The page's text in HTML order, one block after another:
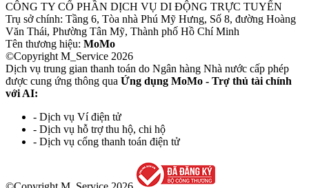
CÔNG TY CỔ PHẦN DỊCH VỤ DI ĐỘNG TRỰC TUYẾN
Trụ sở chính: Tầng 6, Tòa nhà Phú Mỹ Hưng, Số 8, đường Hoàng
Văn Thái, Phường Tân Mỹ, Thành phố Hồ Chí Minh
Tên thương hiệu: MoMo
©Copyright M_Service 2026
Dịch vụ trung gian thanh toán do Ngân hàng Nhà nước cấp phép
được cung ứng thông qua Ứng dụng MoMo - Trợ thủ tài chính
với AI:
- Dịch vụ Ví điện tử
- Dịch vụ hỗ trợ thu hộ, chi hộ
- Dịch vụ cổng thanh toán điện tử